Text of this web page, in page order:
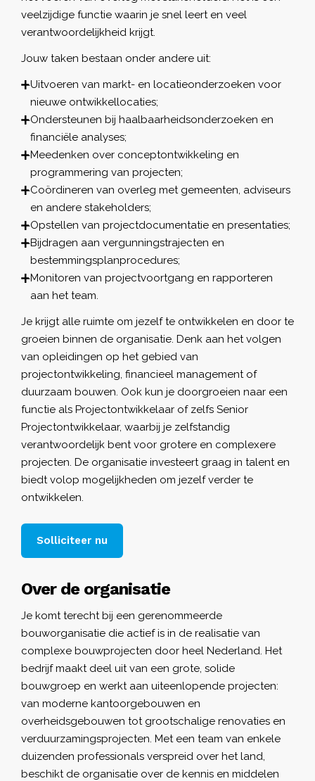
veelzijdige functie waarin je snel leert en veel
verantwoordelijkheid krijgt.
Jouw taken bestaan onder andere uit:
Uitvoeren van markt- en locatieonderzoeken voor
nieuwe ontwikkellocaties;
Ondersteunen bij haalbaarheidsonderzoeken en
financiële analyses;
Meedenken over conceptontwikkeling en
programmering van projecten;
Coördineren van overleg met gemeenten, adviseurs
en andere stakeholders;
Opstellen van projectdocumentatie en presentaties;
Bijdragen aan vergunningstrajecten en
bestemmingsplanprocedures;
Monitoren van projectvoortgang en rapporteren
aan het team.
Je krijgt alle ruimte om jezelf te ontwikkelen en door te
groeien binnen de organisatie. Denk aan het volgen
van opleidingen op het gebied van
projectontwikkeling, financieel management of
duurzaam bouwen. Ook kun je doorgroeien naar een
functie als Projectontwikkelaar of zelfs Senior
Projectontwikkelaar, waarbij je zelfstandig
verantwoordelijk bent voor grotere en complexere
projecten. De organisatie investeert graag in talent en
biedt volop mogelijkheden om jezelf verder te
ontwikkelen.
Solliciteer nu
Over de organisatie
Je komt terecht bij een gerenommeerde
bouworganisatie die actief is in de realisatie van
complexe bouwprojecten door heel Nederland. Het
bedrijf maakt deel uit van een grote, solide
bouwgroep en werkt aan uiteenlopende projecten:
van moderne kantoorgebouwen en
overheidsgebouwen tot grootschalige renovaties en
verduurzamingsprojecten. Met een team van enkele
duizenden professionals verspreid over het land,
beschikt de organisatie over de kennis en middelen